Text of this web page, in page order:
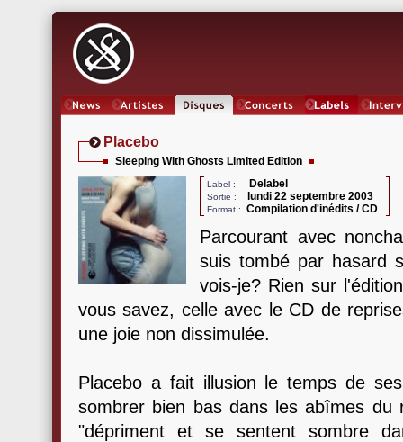
Placebo
Sleeping With Ghosts Limited Edition
Label : Delabel
Sortie : lundi 22 septembre 2003
Format : Compilation d'inédits / CD
Parcourant avec
suis tombé par hasard
vois-je? Rien sur
vous savez, celle avec le CD de
une joie non dissimulée.
Placebo a fait illusion le temps de
sombrer bien bas dans les abîmes du
"dépriment et se sentent sombre